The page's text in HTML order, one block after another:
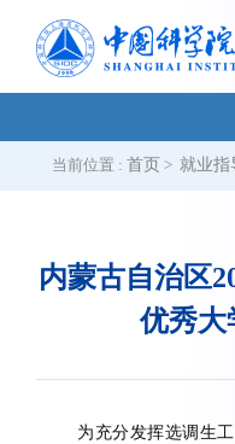
当前位置 : 首页 > 就业指
内蒙古自治区
优秀大
为充分发挥选调生